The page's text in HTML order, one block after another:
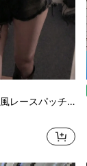
ャミソールタンクトップ、Y2Kエステティック、ストリートウェアカジュアルサマー
に 緑色 万能デイリートップス